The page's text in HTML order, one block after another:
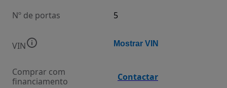
Nº de portas 5
VIN Mostrar VIN
Comprar com
financiamento
Contactar